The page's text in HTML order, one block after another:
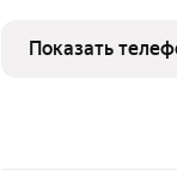
в базе 310
Показать